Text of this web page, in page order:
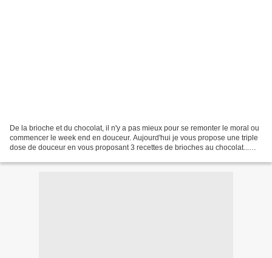
De la brioche et du chocolat, il n'y a pas mieux pour se remonter le moral ou
commencer le week end en douceur. Aujourd'hui je vous propose une triple
dose de douceur en vous proposant 3 recettes de brioches au chocolat...